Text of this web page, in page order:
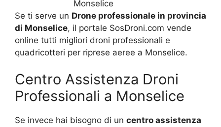
Se ti serve un Drone professionale in provincia
di Monselice, il portale SosDroni.com vende
online tutti migliori droni professionali e
quadricotteri per riprese aeree a Monselice.
Centro Assistenza Droni
Professionali a Monselice
Se invece hai bisogno di un centro assistenza